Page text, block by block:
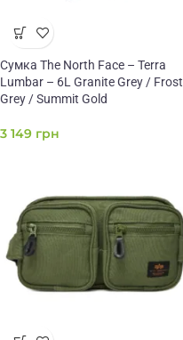
Сумка The North Face – Terra
Lumbar – 6L Granite Grey / Frost
Grey / Summit Gold
3 149 грн